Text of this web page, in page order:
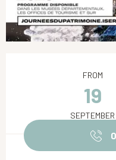
FROM
19
SEPTEMBER